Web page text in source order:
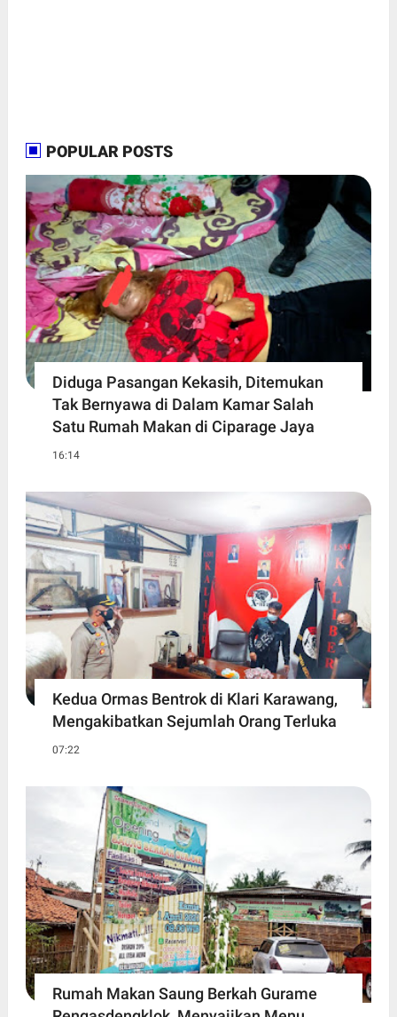
POPULAR POSTS
Diduga Pasangan Kekasih, Ditemukan
Tak Bernyawa di Dalam Kamar Salah
Satu Rumah Makan di Ciparage Jaya
16:14
Kedua Ormas Bentrok di Klari Karawang,
Mengakibatkan Sejumlah Orang Terluka
07:22
Rumah Makan Saung Berkah Gurame